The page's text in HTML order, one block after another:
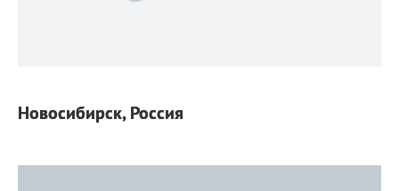
Новосибирск, Россия